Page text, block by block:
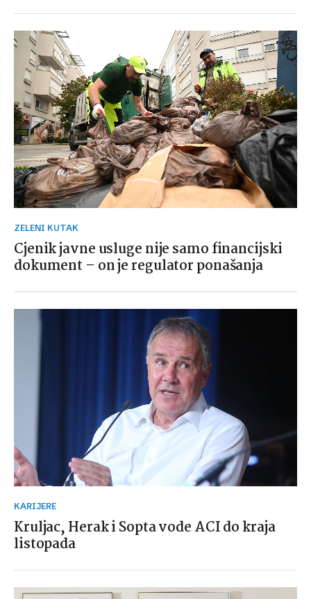
ZELENI KUTAK
Cjenik javne usluge nije samo financijski
dokument – on je regulator ponašanja
KARIJERE
Kruljac, Herak i Sopta vode ACI do kraja
listopada